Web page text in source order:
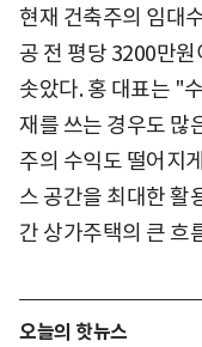
현재 건축주의 임대
공 전 평당 3200만
솟았다. 홍 대표는 "
재를 쓰는 경우도 많
주의 수익도 떨어지
스 공간을 최대한 활
간 상가주택의 큰 흐
오늘의 핫뉴스